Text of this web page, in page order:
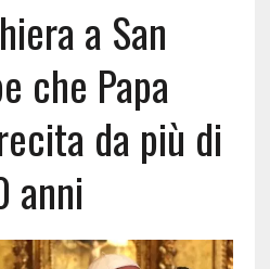
a San
che Papa
da più di
anni